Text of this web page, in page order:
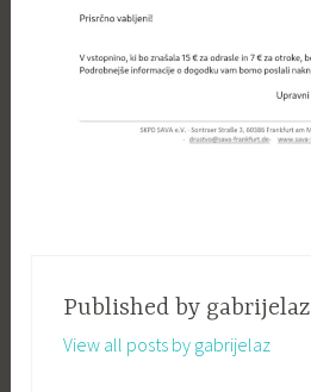
Published by gabrijelaz
View all posts by gabrijelaz